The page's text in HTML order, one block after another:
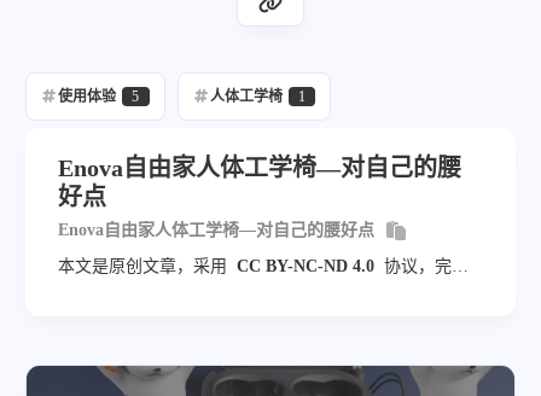
使用体验 5 人体工学椅 1
Enova自由家人体工学椅—对自己的腰
好点
Enova自由家人体工学椅—对自己的腰好点
本文是原创文章，采用
CC BY-NC-ND 4.0 协议，完整